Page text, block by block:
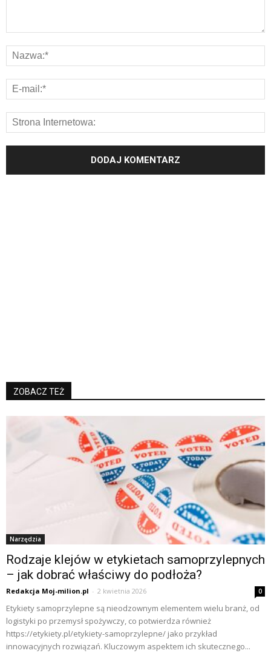
ZOBACZ TEŻ
Narzędzia
Rodzaje klejów w etykietach samoprzylepnych
– jak dobrać właściwy do podłoża?
Redakcja Moj-milion.pl - 2 kwietnia 2026 0
Etykiety samoprzylepne są nieodzownym elementem wielu branż, od
logistyki po przemysł spożywczy, co potwierdza również
https://etykiety.pl/etykiety-samoprzylepne/ jako przykład
innowacyjnych rozwiązań. Kluczowym aspektem ich skutecznego...